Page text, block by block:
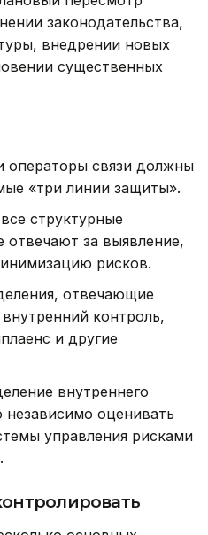
законодательства,
внедрении новых
существенных
операторы связи должны
«три линии защиты».
структурные
отвечают за выявление,
рисков.
отвечающие
контроль,
и другие
внутреннего
оценивать
управления рисками